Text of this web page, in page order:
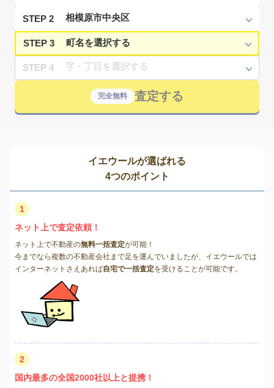
STEP 2
STEP 3
STEP 4
完全無料 査定する
イエウールが選ばれる
4つのポイント
1
ネット上で査定依頼！
ネット上で不動産の無料一括査定が可能！
今までなら複数の不動産会社まで足を運んでいましたが、イエウールでは
インターネットさえあれば自宅で一括査定を受けることが可能です。
2
国内最多の全国2000社以上と提携！